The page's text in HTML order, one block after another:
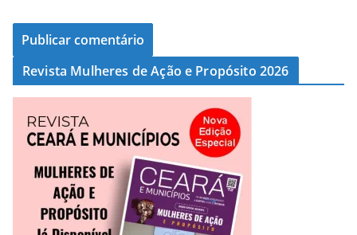
Revista Mulheres de Ação e Propósito 2026